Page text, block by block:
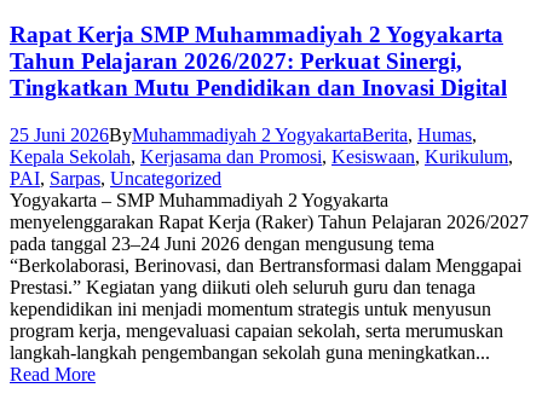
Rapat Kerja SMP Muhammadiyah 2 Yogyakarta
Tahun Pelajaran 2026/2027: Perkuat Sinergi,
Tingkatkan Mutu Pendidikan dan Inovasi Digital
25 Juni 2026ByMuhammadiyah 2 YogyakartaBerita, Humas,
Kepala Sekolah, Kerjasama dan Promosi, Kesiswaan, Kurikulum,
PAI, Sarpas, Uncategorized
Yogyakarta – SMP Muhammadiyah 2 Yogyakarta
menyelenggarakan Rapat Kerja (Raker) Tahun Pelajaran 2026/2027
pada tanggal 23–24 Juni 2026 dengan mengusung tema
“Berkolaborasi, Berinovasi, dan Bertransformasi dalam Menggapai
Prestasi.” Kegiatan yang diikuti oleh seluruh guru dan tenaga
kependidikan ini menjadi momentum strategis untuk menyusun
program kerja, mengevaluasi capaian sekolah, serta merumuskan
langkah-langkah pengembangan sekolah guna meningkatkan...
Read More